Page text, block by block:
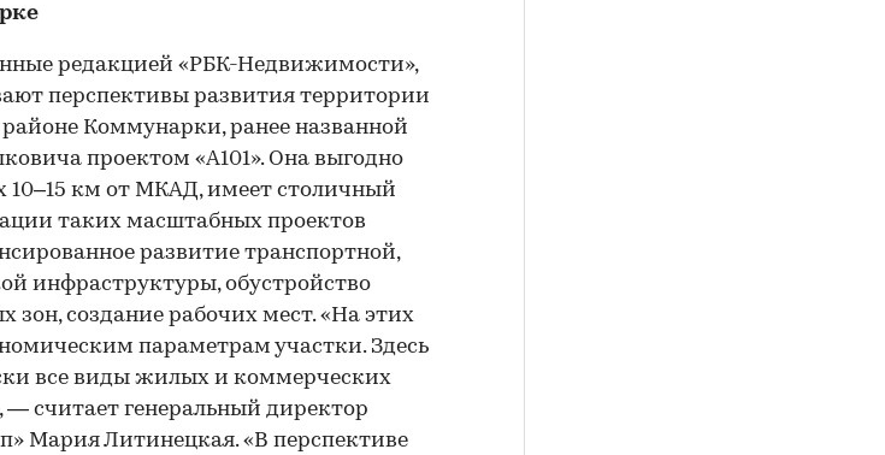
редакцией «РБК-Недвижимости»,
перспективы развития территории
Коммунарки, ранее названной
проектом «А101». Она выгодно
10–15 км от МКАД, имеет столичный
таких масштабных проектов
развитие транспортной,
инфраструктуры, обустройство
создание рабочих мест. «На этих
параметрам участки. Здесь
все виды жилых и коммерческих
— считает генеральный директор
Мария Литинецкая. «В перспективе